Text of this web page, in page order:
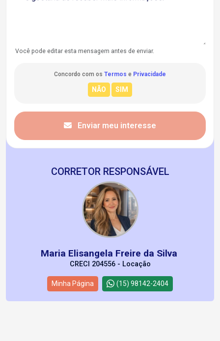
Você pode editar esta mensagem antes de enviar.
Concordo com os Termos e Privacidade
Enviar meu interesse
CORRETOR RESPONSÁVEL
Maria Elisangela Freire da Silva
CRECI 204556 - Locação
Minha Página (15) 98142-2404